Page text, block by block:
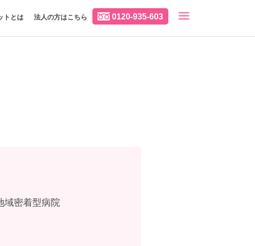
0120-935-603
トとは 法人の方はこちら
域密着型病院